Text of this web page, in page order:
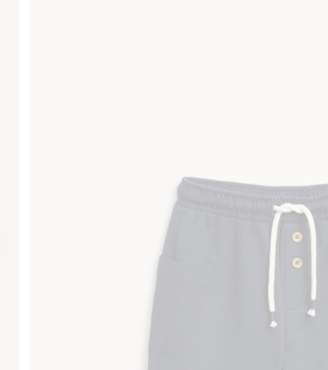
Gratis fraktalternativ